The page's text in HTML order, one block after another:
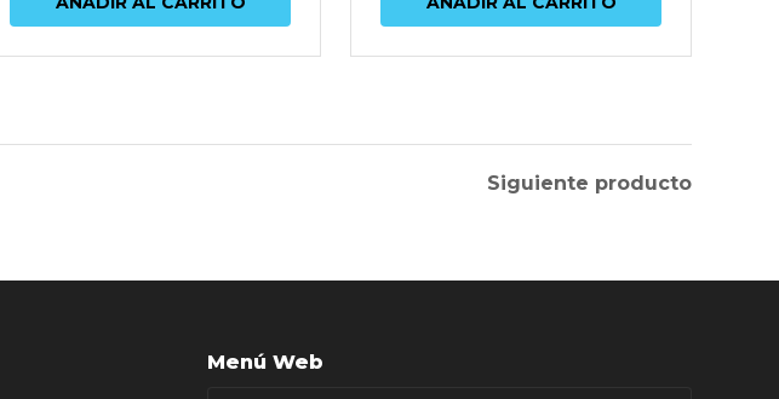
Siguiente producto
Menú Web